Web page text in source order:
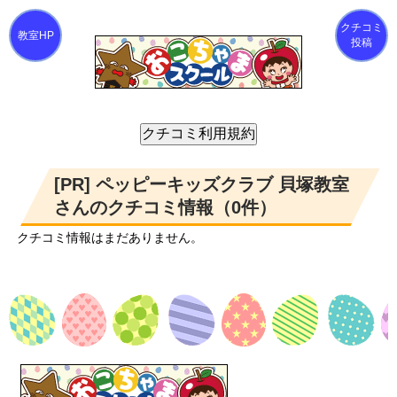
クチコミ
投稿
[PR] ペッピーキッズクラブ 貝塚教室
さんのクチコミ情報（0件）
クチコミ情報はまだありません。